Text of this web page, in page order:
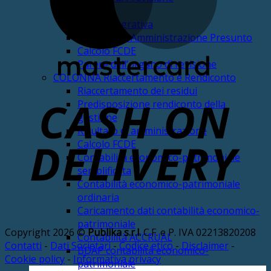
Nota Integrativa
Risultato di Amministrazione Presunto
Calcolo FCDE
Parere dell’organo di revisione
COLONNA Riaccertamento e Rendiconto
Riaccertamento dei residui
Predisposizione rendiconto della
gestione
Risultato di amministrazione
Calcolo FCDE
Contabilità economico-patrimoniale
semplificata
Contabilità economico-patrimoniale
ordinaria
Caricamento dati contabilità economico-
patrimoniale
Contabilità ACCRUAL
BDAP contabilità economico-
patrimoniale
Copyright 2026 ©Publika s.r.l.C.F. e P. IVA 02213820208
Contatti - Dati Societari-Codice etico-Disclaimer -
Cookie policy - Informativa privacy